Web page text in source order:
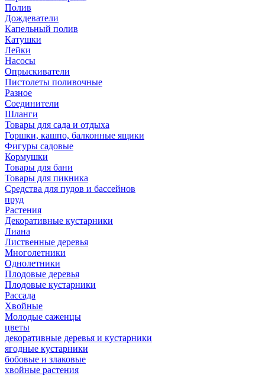
Полив
Дождеватели
Капельный полив
Катушки
Лейки
Насосы
Опрыскиватели
Пистолеты поливочные
Разное
Соединители
Шланги
Товары для сада и отдыха
Горшки, кашпо, балконные ящики
Фигуры садовые
Кормушки
Товары для бани
Товары для пикника
Средства для пудов и бассейнов
пруд
Растения
Декоративные кустарники
Лиана
Лиственные деревья
Многолетники
Однолетники
Плодовые деревья
Плодовые кустарники
Рассада
Хвойные
Молодые саженцы
цветы
декоративные деревья и кустарники
ягодные кустарники
бобовые и злаковые
хвойные растения